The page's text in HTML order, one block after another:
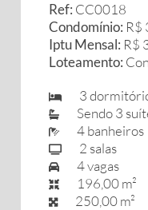
Ref: CC0018
Condomínio: R$
Iptu Mensal: R$
Loteamento:
3
Sendo 3
4 banheiros
2 salas
4 vagas
196,00 m²
250,00 m²